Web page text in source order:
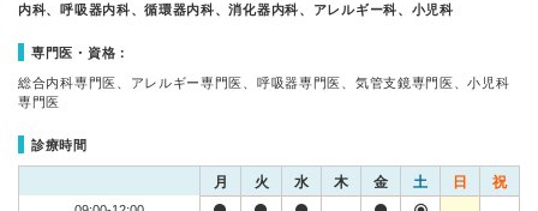
内科、呼吸器内科、循環器内科、消化器内科、アレルギー科、小児科
専門医・資格：
総合内科専門医、アレルギー専門医、呼吸器専門医、気管支鏡専門医、小児科
専門医
診療時間
月 火 水 木 金 土 日 祝